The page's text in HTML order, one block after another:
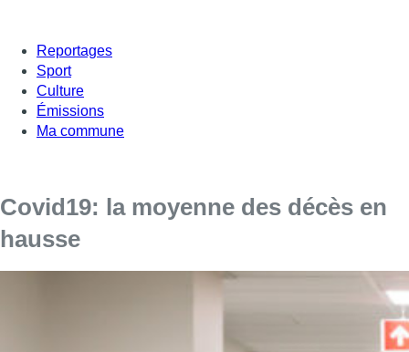
Reportages
Sport
Culture
Émissions
Ma commune
Covid19: la moyenne des décès en
hausse